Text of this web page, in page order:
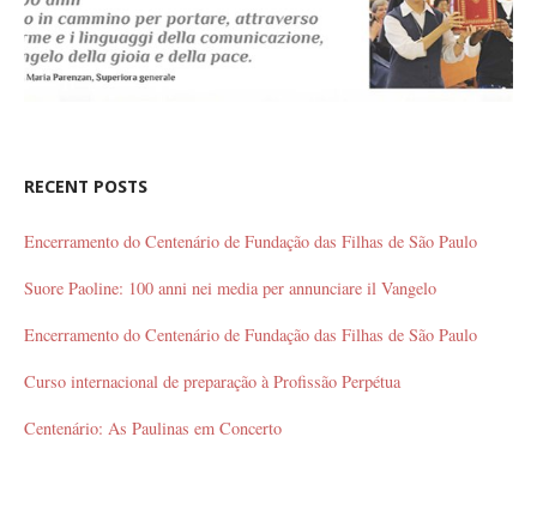
RECENT POSTS
Encerramento do Centenário de Fundação das Filhas de São Paulo
Suore Paoline: 100 anni nei media per annunciare il Vangelo
Encerramento do Centenário de Fundação das Filhas de São Paulo
Curso internacional de preparação à Profissão Perpétua
Centenário: As Paulinas em Concerto